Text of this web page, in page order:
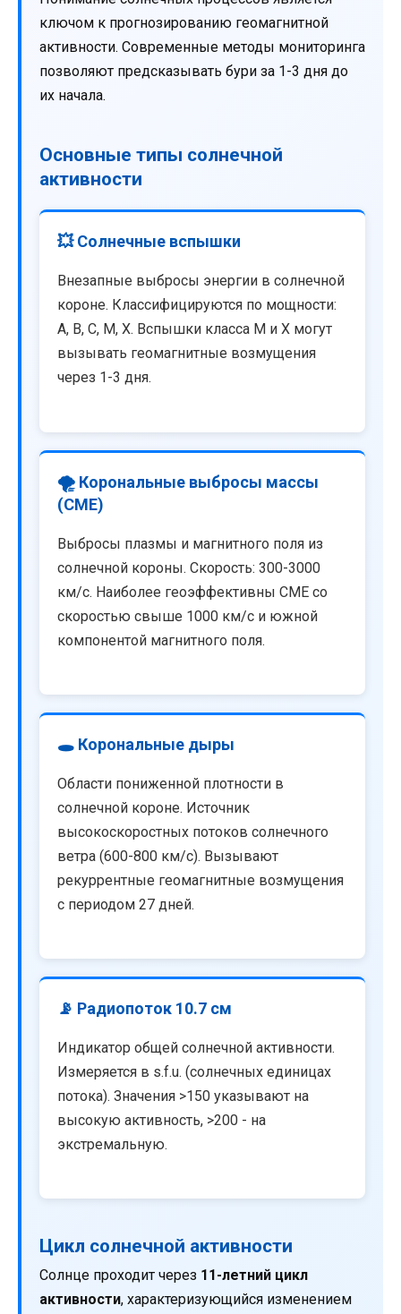
ключом к прогнозированию геомагнитной
активности. Современные методы мониторинга
позволяют предсказывать бури за 1-3 дня до
их начала.
Основные типы солнечной
активности
💥 Солнечные вспышки
Внезапные выбросы энергии в солнечной
короне. Классифицируются по мощности:
A, B, C, M, X. Вспышки класса M и X могут
вызывать геомагнитные возмущения
через 1-3 дня.
🌪️ Корональные выбросы массы
(CME)
Выбросы плазмы и магнитного поля из
солнечной короны. Скорость: 300-3000
км/с. Наиболее геоэффективны CME со
скоростью свыше 1000 км/с и южной
компонентой магнитного поля.
🕳️ Корональные дыры
Области пониженной плотности в
солнечной короне. Источник
высокоскоростных потоков солнечного
ветра (600-800 км/с). Вызывают
рекуррентные геомагнитные возмущения
с периодом 27 дней.
📡 Радиопоток 10.7 см
Индикатор общей солнечной активности.
Измеряется в s.f.u. (солнечных единицах
потока). Значения >150 указывают на
высокую активность, >200 - на
экстремальную.
Цикл солнечной активности
Солнце проходит через 11-летний цикл
активности, характеризующийся изменением